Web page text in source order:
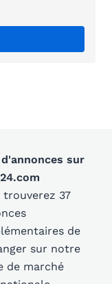
sur
trouverez 37
de
sur notre
de marché